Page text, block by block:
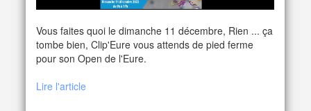
Vous faites quoi le dimanche 11 décembre, Rien ... ça
tombe bien, Clip'Eure vous attends de pied ferme
pour son Open de l'Eure.
Lire l'article